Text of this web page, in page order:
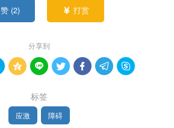
赞 (2)  打赏
分享到
     
标签
应激 障碍